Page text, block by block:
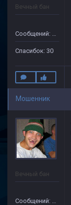
Вечный бан
Сообщений: 133
Спасибок: 30
Мошенник
Вечный бан
Сообщений: 133